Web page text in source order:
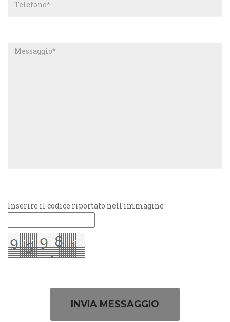
Inserire il codice riportato nell'immagine
INVIA MESSAGGIO